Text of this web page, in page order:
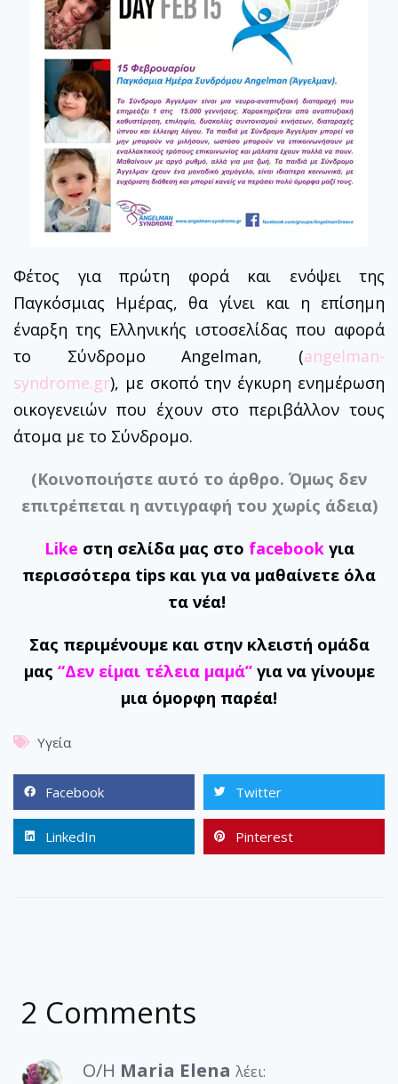
Φέτος για πρώτη φορά και ενόψει της
Παγκόσμιας Ημέρας, θα γίνει και η επίσημη
έναρξη της Ελληνικής ιστοσελίδας που αφορά
το Σύνδρομο Angelman, (angelman-
syndrome.gr), με σκοπό την έγκυρη ενημέρωση
οικογενειών που έχουν στο περιβάλλον τους
άτομα με το Σύνδρομο.
(Κοινοποιήστε αυτό το άρθρο. Όμως δεν
επιτρέπεται η αντιγραφή του χωρίς άδεια)
Like στη σελίδα μας στο facebookγια
περισσότερα tips και για να μαθαίνετε όλα
τα νέα!
Σας περιμένουμε και στην κλειστή ομάδα
μας “Δεν είμαι τέλεια μαμά”για να γίνουμε
μια όμορφη παρέα!
Υγεία
Facebook Twitter
LinkedIn Pinterest
2 Comments
Ο/Η Μaria Elena λέει: